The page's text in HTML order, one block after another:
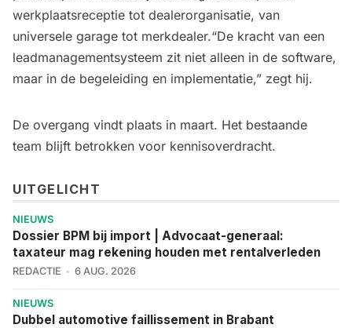
werkplaatsreceptie tot dealerorganisatie, van
universele garage tot merkdealer.“De kracht van een
leadmanagementsysteem zit niet alleen in de software,
maar in de begeleiding en implementatie,” zegt hij.
De overgang vindt plaats in maart. Het bestaande
team blijft betrokken voor kennisoverdracht.
UITGELICHT
NIEUWS
Dossier BPM bij import | Advocaat-generaal:
taxateur mag rekening houden met rentalverleden
REDACTIE 6 AUG. 2026
NIEUWS
Dubbel automotive faillissement in Brabant